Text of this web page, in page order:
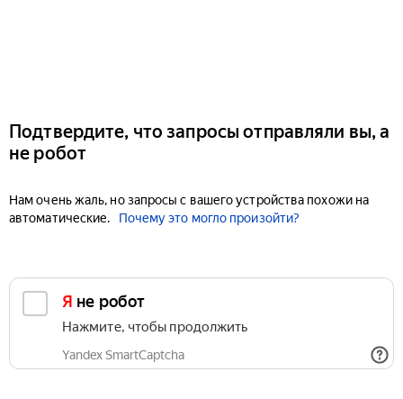
Подтвердите, что запросы отправляли вы, а
не робот
Нам очень жаль, но запросы с вашего устройства похожи на
автоматические.
Почему это могло произойти?
Я не робот
Нажмите, чтобы продолжить
Yandex SmartCaptcha